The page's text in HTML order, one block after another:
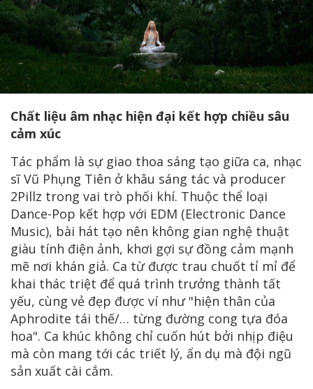
Chất liệu âm nhạc hiện đại kết hợp chiều sâu
cảm xúc
Tác phẩm là sự giao thoa sáng tạo giữa ca, nhạc
sĩ Vũ Phụng Tiên ở khâu sáng tác và producer
2Pillz trong vai trò phối khí. Thuộc thể loại
Dance-Pop kết hợp với EDM (Electronic Dance
Music), bài hát tạo nên không gian nghệ thuật
giàu tính điện ảnh, khơi gợi sự đồng cảm mạnh
mẽ nơi khán giả. Ca từ được trau chuốt tỉ mỉ để
khai thác triệt để quá trình trưởng thành tất
yếu, cùng vẻ đẹp được ví như "hiện thân của
Aphrodite tái thế/… từng đường cong tựa đóa
hoa". Ca khúc không chỉ cuốn hút bởi nhịp điệu
mà còn mang tới các triết lý, ẩn dụ mà đội ngũ
sản xuất cài cắm.